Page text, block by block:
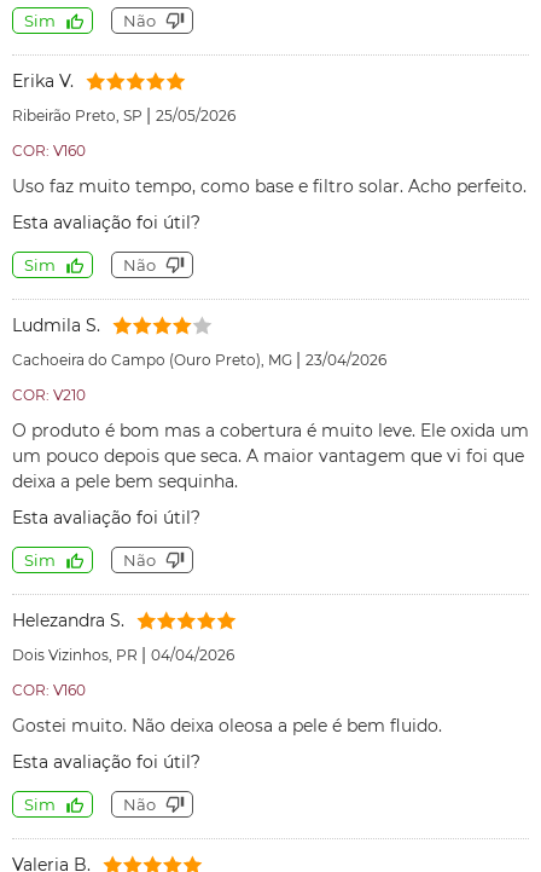
Sim Não
Erika V.
Ribeirão Preto, SP | 25/05/2026
COR: V160
Uso faz muito tempo, como base e filtro solar. Acho perfeito.
Esta avaliação foi útil?
Sim Não
Ludmila S.
Cachoeira do Campo (Ouro Preto), MG | 23/04/2026
COR: V210
O produto é bom mas a cobertura é muito leve. Ele oxida um
um pouco depois que seca. A maior vantagem que vi foi que
deixa a pele bem sequinha.
Esta avaliação foi útil?
Sim Não
Helezandra S.
Dois Vizinhos, PR | 04/04/2026
COR: V160
Gostei muito. Não deixa oleosa a pele é bem fluido.
Esta avaliação foi útil?
Sim Não
Valeria B.